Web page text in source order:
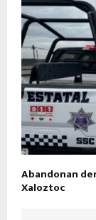
Abandonan
Xaloztoc